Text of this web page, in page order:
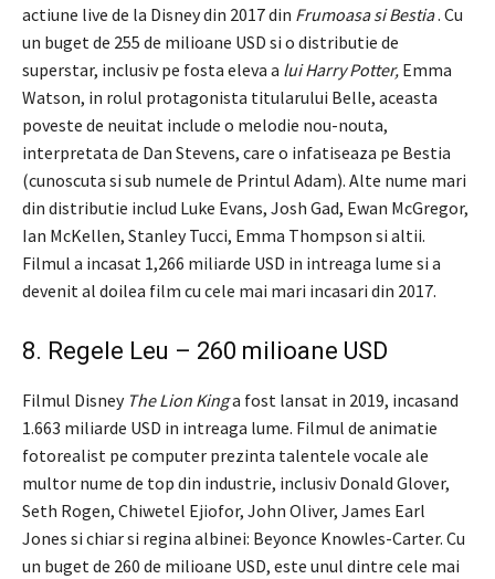
actiune live de la Disney din 2017 din Frumoasa si Bestia. Cu
un buget de 255 de milioane USD si o distributie de
superstar, inclusiv pe fosta eleva a lui Harry Potter, Emma
Watson, in rolul protagonista titularului Belle, aceasta
poveste de neuitat include o melodie nou-nouta,
interpretata de Dan Stevens, care o infatiseaza pe Bestia
(cunoscuta si sub numele de Printul Adam). Alte nume mari
din distributie includ Luke Evans, Josh Gad, Ewan McGregor,
Ian McKellen, Stanley Tucci, Emma Thompson si altii.
Filmul a incasat 1,266 miliarde USD in intreaga lume si a
devenit al doilea film cu cele mai mari incasari din 2017.
8. Regele Leu – 260 milioane USD
Filmul Disney The Lion Kinga fost lansat in 2019, incasand
1.663 miliarde USD in intreaga lume. Filmul de animatie
fotorealist pe computer prezinta talentele vocale ale
multor nume de top din industrie, inclusiv Donald Glover,
Seth Rogen, Chiwetel Ejiofor, John Oliver, James Earl
Jones si chiar si regina albinei: Beyonce Knowles-Carter. Cu
un buget de 260 de milioane USD, este unul dintre cele mai